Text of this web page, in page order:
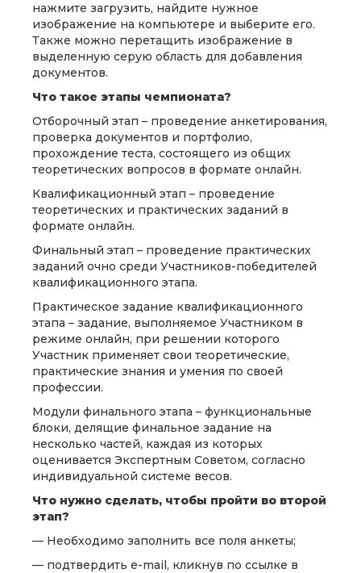
нажмите загрузить, найдите нужное
изображение на компьютере и выберите его.
Также можно перетащить изображение в
выделенную серую область для добавления
документов.
Что такое этапы чемпионата?
Отборочный этап – проведение анкетирования,
проверка документов и портфолио,
прохождение теста, состоящего из общих
теоретических вопросов в формате онлайн.
Квалификационный этап – проведение
теоретических и практических заданий в
формате онлайн.
Финальный этап – проведение практических
заданий очно среди Участников-победителей
квалификационного этапа.
Практическое задание квалификационного
этапа – задание, выполняемое Участником в
режиме онлайн, при решении которого
Участник применяет свои теоретические,
практические знания и умения по своей
профессии.
Модули финального этапа – функциональные
блоки, делящие финальное задание на
несколько частей, каждая из которых
оценивается Экспертным Советом, согласно
индивидуальной системе весов.
Что нужно сделать, чтобы пройти во второй
этап?
— Необходимо заполнить все поля анкеты;
— подтвердить e-mail, кликнув по ссылке в